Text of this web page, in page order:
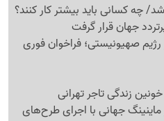
چه کسانی باید بیشتر کار کنند؟
جهان قرار گرفت
رژیم صهیونیستی؛ فراخوان فوری
زندگی تاجر تهرانی
جهانی با اجرای طرح‌های